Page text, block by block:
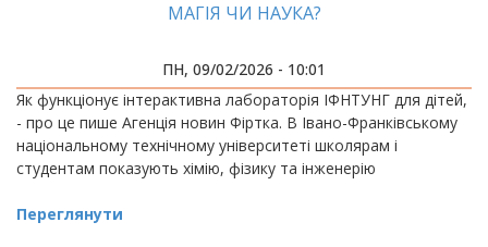
МАГІЯ ЧИ НАУКА?
ПН, 09/02/2026 - 10:01
Як функціонує інтерактивна лабораторія ІФНТУНГ для дітей,
- про це пише Агенція новин Фіртка. В Івано-Франківському
національному технічному університеті школярам і
студентам показують хімію, фізику та інженерію
Переглянути